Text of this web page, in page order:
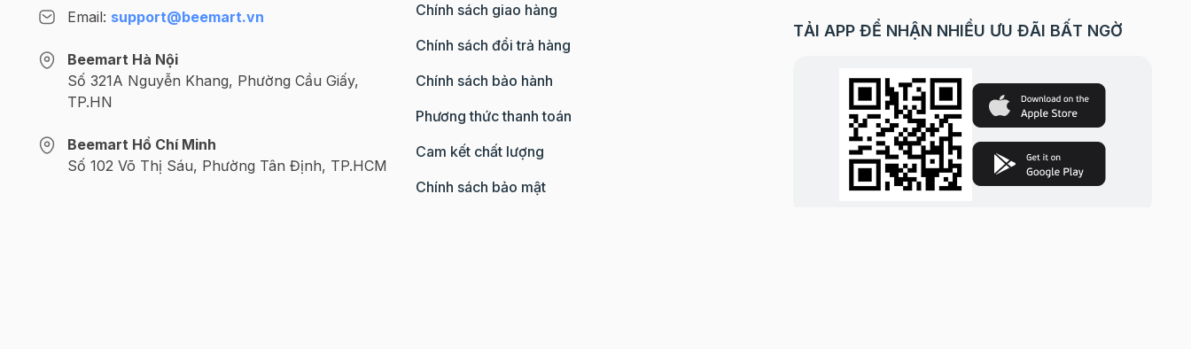
Email: support@beemart.vn
Beemart Hà Nội
Số 321A Nguyễn Khang, Phường Cầu Giấy,
TP.HN
Beemart Hồ Chí Minh
Số 102 Võ Thị Sáu, Phường Tân Định, TP.HCM
Chính sách giao hàng
Chính sách đổi trả hàng
Chính sách bảo hành
Phương thức thanh toán
Cam kết chất lượng
Chính sách bảo mật
TẢI APP ĐỂ NHẬN NHIỀU ƯU ĐÃI BẤT NGỜ